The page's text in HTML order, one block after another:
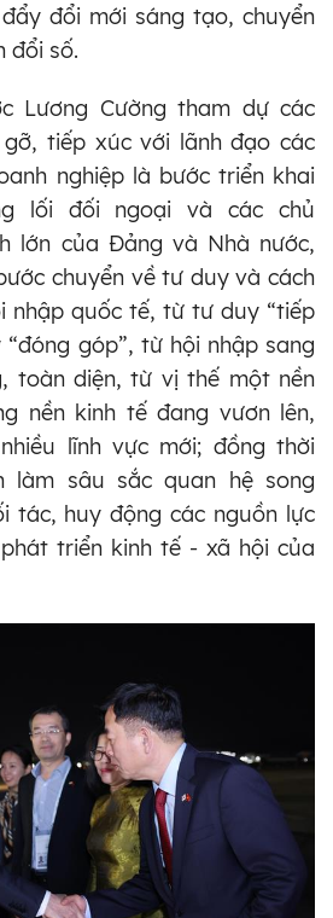
đổi mới sáng tạo, chuyển
đổi số.
Lương Cường tham dự các
tiếp xúc với lãnh đạo các
nghiệp là bước triển khai
lối đối ngoại và các chủ
lớn của Đảng và Nhà nước,
chuyển về tư duy và cách
nhập quốc tế, từ tư duy “tiếp
góp”, từ hội nhập sang
toàn diện, từ vị thế một nền
nền kinh tế đang vươn lên,
lĩnh vực mới; đồng thời
làm sâu sắc quan hệ song
tác, huy động các nguồn lực
triển kinh tế - xã hội của